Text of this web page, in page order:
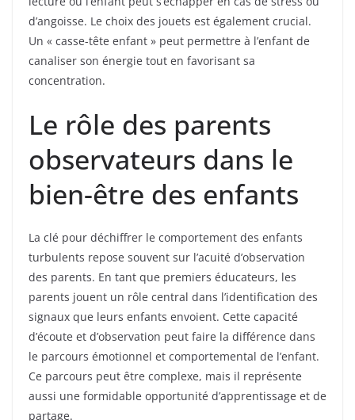
d’angoisse. Le choix des jouets est également crucial.
Un « casse-tête enfant » peut permettre à l’enfant de
canaliser son énergie tout en favorisant sa
concentration.
Le rôle des parents
observateurs dans le
bien-être des enfants
La clé pour déchiffrer le comportement des enfants
turbulents repose souvent sur l’acuité d’observation
des parents. En tant que premiers éducateurs, les
parents jouent un rôle central dans l’identification des
signaux que leurs enfants envoient. Cette capacité
d’écoute et d’observation peut faire la différence dans
le parcours émotionnel et comportemental de l’enfant.
Ce parcours peut être complexe, mais il représente
aussi une formidable opportunité d’apprentissage et de
partage.